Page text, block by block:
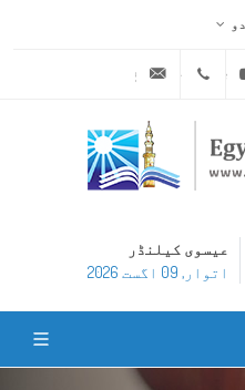
Youtube
عیسوی کیلنڈر
اتوار, 09 اگست 2026